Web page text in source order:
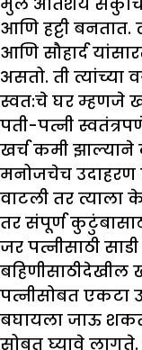
आणि हट्टी बनतात.
आणि सौहार्द
असतो. ती त्यांच्या
स्वत:चे घर म्हणजे
पती-पत्नी
खर्च कमी
मनोजचेच उदाहरण
वाटली तर त्याला
तर संपूर्ण
जर पत्नीसाठी
बहिणीसाठीदेखील
पत्नीसोबत एकटा
बघायला जाऊ
सोबत घ्यावे